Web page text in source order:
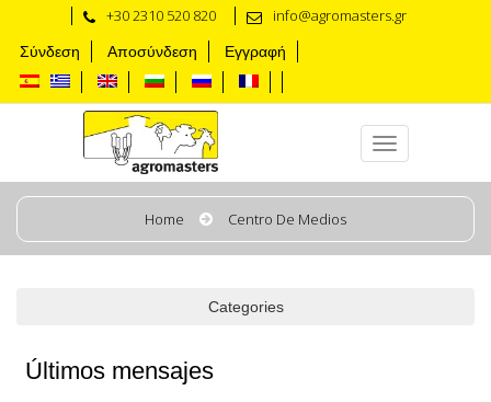
+30 2310 520 820 info@agromasters.gr
Σύνδεση Αποσύνδεση Εγγραφή
Centro de medios
Home Centro De Medios
Categories
Últimos mensajes